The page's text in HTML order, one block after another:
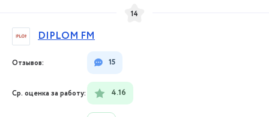
14
DIPLOM FM
15
4.16